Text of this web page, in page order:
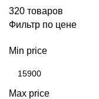
320 товаров
Фильтр по цене
Min price
Max price